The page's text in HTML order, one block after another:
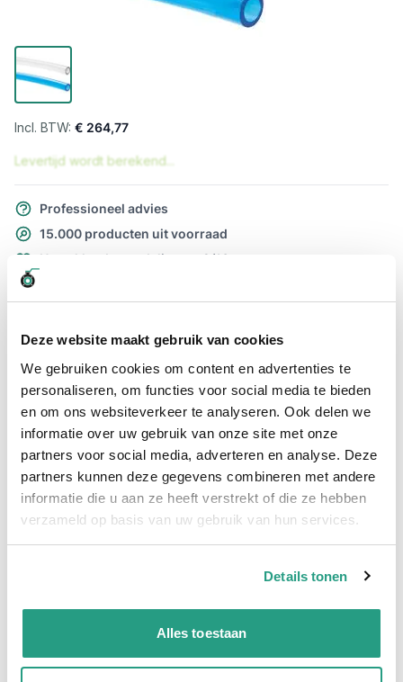
Deze website maakt gebruik van cookies
We gebruiken cookies om content en advertenties te
personaliseren, om functies voor social media te bieden
en om ons websiteverkeer te analyseren. Ook delen we
informatie over uw gebruik van onze site met onze
partners voor social media, adverteren en analyse. Deze
partners kunnen deze gegevens combineren met andere
informatie die u aan ze heeft verstrekt of die ze hebben
verzameld op basis van uw gebruik van hun services.
Details tonen
Alles toestaan
€ 264,77
Levertijd wordt berekend...
Professioneel advies
15.000 producten uit voorraad
Hoge klantbeoordelingen: 9/10
Snel naar
Meer informatie
Meer informatie
Maatvoering koppeling
Materiaal Polyether - Polyurethaan
Vragen? Neem dan nu contact op
We zijn beschikbaar van ma t/m vr van 08:00 tot 17:00 uur.
Neem contact met ons op